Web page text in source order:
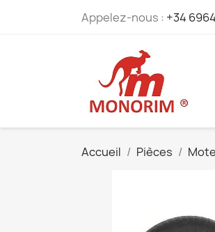
Appelez-nous : +34
Accueil Pièces